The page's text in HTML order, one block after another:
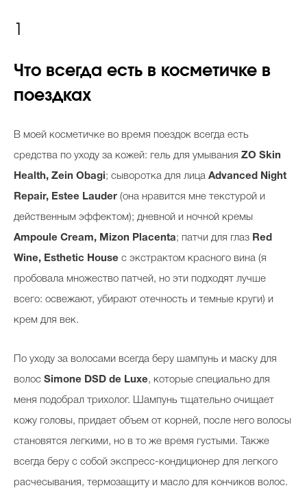
Что всегда есть в косметичке в
поездках
В моей косметичке во время поездок всегда есть
средства по уходу за кожей: гель для умывания ZO Skin
Health, Zein Obagi; сыворотка для лица Advanced Night
Repair, Estee Lauder (она нравится мне текстурой и
действенным эффектом); дневной и ночной кремы
Ampoule Cream, Mizon Placenta; патчи для глаз Red
Wine, Esthetic House с экстрактом красного вина (я
пробовала множество патчей, но эти подходят лучше
всего: освежают, убирают отечность и темные круги) и
крем для век.
По уходу за волосами всегда беру шампунь и маску для
волос Simone DSD de Luxe, которые специально для
меня подобрал трихолог. Шампунь тщательно очищает
кожу головы, придает объем от корней, после него волосы
становятся легкими, но в то же время густыми. Также
всегда беру с собой экспресс-кондиционер для легкого
расчесывания, термозащиту и масло для кончиков волос.